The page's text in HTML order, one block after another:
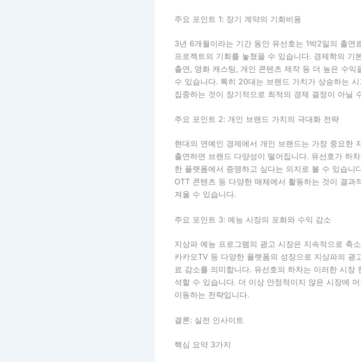
주요 포인트 1: 장기 계약의 기회비용
3년 6개월이라는 기간 동안 유선호는 1박2일의 출연
프로젝트의 기회를 놓쳤을 수 있습니다. 경제학의 기
출연, 영화 캐스팅, 개인 콘텐츠 제작 등 더 높은 수
수 있습니다. 특히 20대는 브랜드 가치가 상승하는
집중하는 것이 장기적으로 최적의 경제 결정이 아닐
주요 포인트 2: 개인 브랜드 가치의 극대화 전략
현대의 연예인 경제에서 개인 브랜드는 가장 중요한
출연하면 브랜드 다양성이 떨어집니다. 유선호가 하
한 플랫폼에서 증명하고 싶다는 의지로 볼 수 있습니
OTT 콘텐츠 등 다양한 매체에서 활동하는 것이 결과
져올 수 있습니다.
주요 포인트 3: 예능 시장의 포화와 수익 감소
지상파 예능 프로그램의 광고 시장은 지속적으로 축
카카오TV 등 다양한 플랫폼의 성장으로 지상파의 광
료 감소를 의미합니다. 유선호의 하차는 이러한 시장
석할 수 있습니다. 더 이상 안정적이지 않은 시장에
이동하는 전략입니다.
결론: 실전 인사이트
핵심 요약 3가지